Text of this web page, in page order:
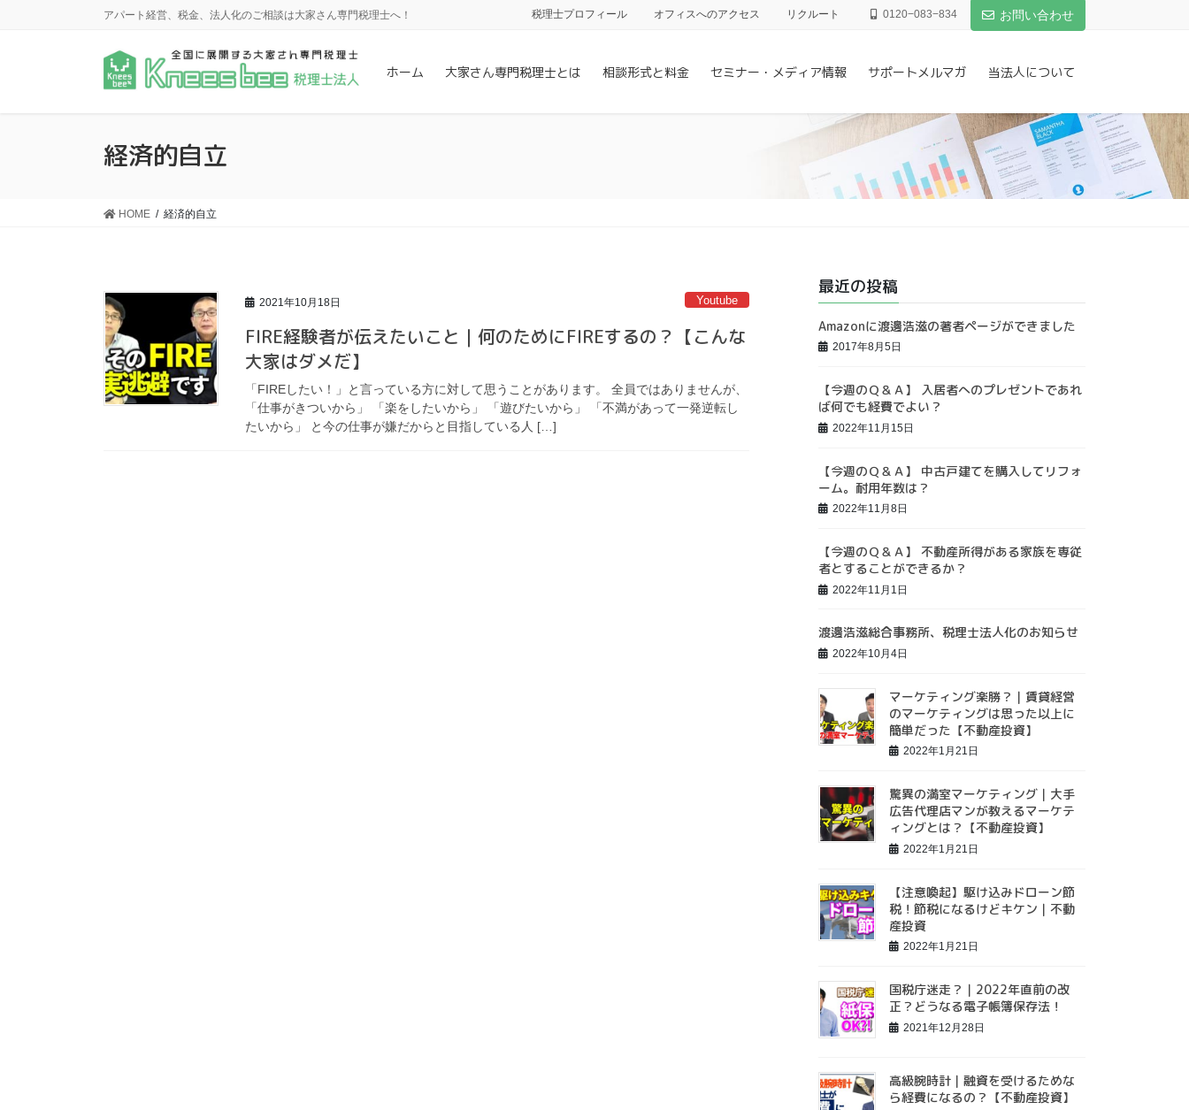
アパート経営、税金、法人化のご相談は大家さん専門税理士へ！ 税理士プロフィール オフィスへのアクセス リクルート 0120−083−834 お問い合わせ
ホーム 大家さん専門税理士とは 相談形式と料金 セミナー・メディア情報 サポートメルマガ 当法人について
経済的自立
HOME 経済的自立
2021年10月18日 Youtube
FIRE経験者が伝えたいこと｜何のためにFIREするの？【こんな
大家はダメだ】
「FIREしたい！」と言っている方に対して思うことがあります。 全員ではありませんが、
「仕事がきついから」 「楽をしたいから」 「遊びたいから」 「不満があって一発逆転し
たいから」 と今の仕事が嫌だからと目指している人 […]
最近の投稿
Amazonに渡邊浩滋の著者ページができました
2017年8月5日
【今週のＱ＆Ａ】 入居者へのプレゼントであれ
ば何でも経費でよい？
2022年11月15日
【今週のＱ＆Ａ】 中古戸建てを購入してリフォ
ーム。耐用年数は？
2022年11月8日
【今週のＱ＆Ａ】 不動産所得がある家族を専従
者とすることができるか？
2022年11月1日
渡邊浩滋総合事務所、税理士法人化のお知らせ
2022年10月4日
マーケティング楽勝？｜賃貸経営
のマーケティングは思った以上に
簡単だった【不動産投資】
2022年1月21日
驚異の満室マーケティング｜大手
広告代理店マンが教えるマーケテ
ィングとは？【不動産投資】
2022年1月21日
【注意喚起】駆け込みドローン節
税！節税になるけどキケン｜不動
産投資
2022年1月21日
国税庁迷走？｜2022年直前の改
正？どうなる電子帳簿保存法！
2021年12月28日
高級腕時計｜融資を受けるためな
ら経費になるの？【不動産投資】